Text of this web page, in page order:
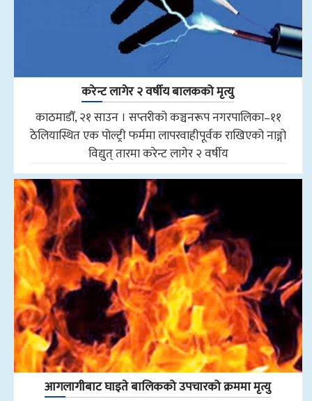
करेन्ट लागेर २ वर्षीय बालकको मृत्यु
काठमाडौँ, २१ साउन । सप्तरीको कञ्चनरूप नगरपालिका–११
ठेलियास्थित एक पोल्ट्री फर्ममा लापरवाहीपूर्वक राखिएको नाङ्गो
विद्युत् तारमा करेन्ट लागेर २ वर्षीय
आगलागीबाट घाइते बालिकको उपचारको क्रममा मृत्यु